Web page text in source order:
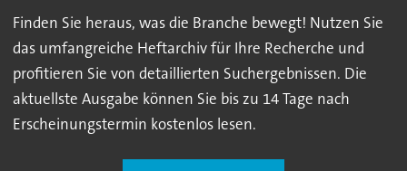
Finden Sie heraus, was die Branche bewegt! Nutzen Sie
das umfangreiche Heftarchiv für Ihre Recherche und
profitieren Sie von detaillierten Suchergebnissen. Die
aktuellste Ausgabe können Sie bis zu 14 Tage nach
Erscheinungstermin kostenlos lesen.